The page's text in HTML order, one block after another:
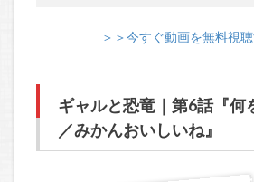
＞＞今すぐ動画を無料視
ギャルと恐竜｜第6話『何
／みかんおいしいね』